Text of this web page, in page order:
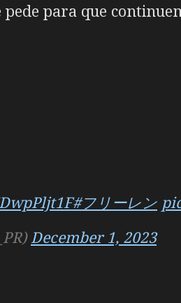
para que
#フリーレン
December 1, 2023